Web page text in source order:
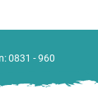
0831 - 960